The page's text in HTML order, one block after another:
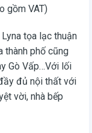
gồm VAT)
tọa lạc thuận
thành phố cũng
Gò Vấp…Với lối
đủ nội thất với
vời, nhà bếp